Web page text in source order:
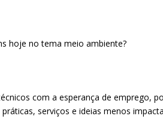
hoje no tema meio ambiente?
com a esperança de emprego,
serviços e ideias menos